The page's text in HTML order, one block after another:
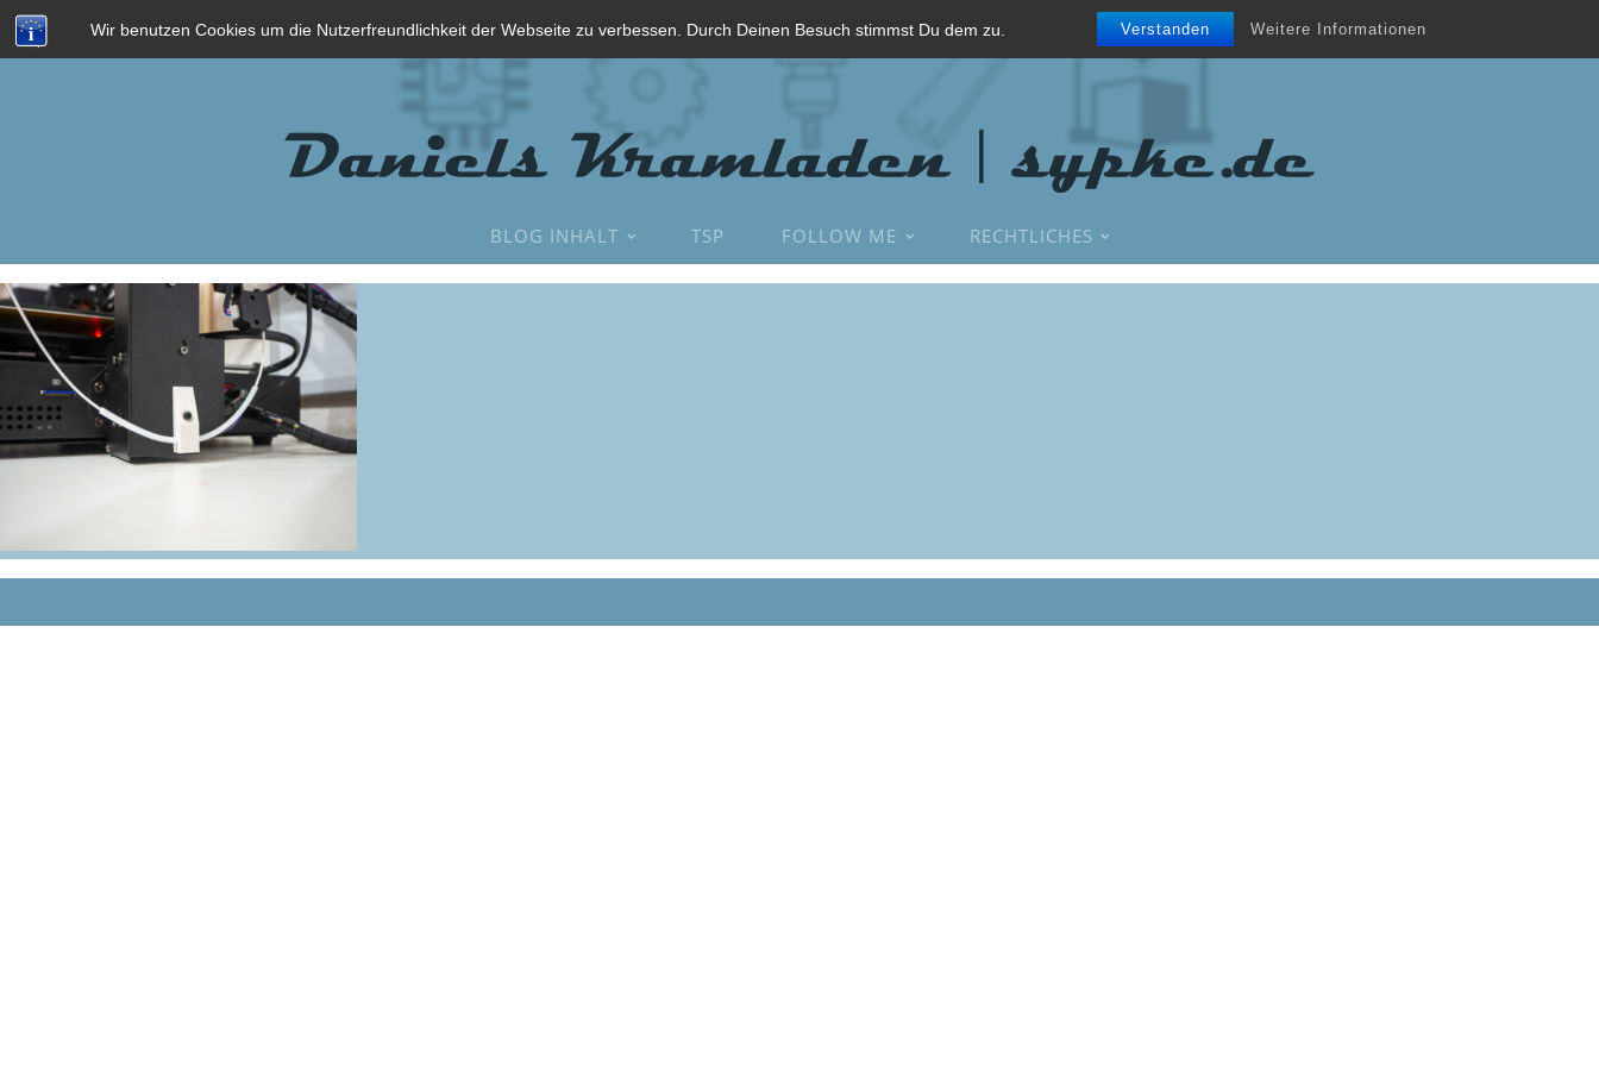
Wir benutzen Cookies um die Nutzerfreundlichkeit der Webseite zu verbessen. Durch Deinen Besuch stimmst Du dem zu. Verstanden Weitere Informationen
BLOG INHALT TSP FOLLOW ME RECHTLICHES